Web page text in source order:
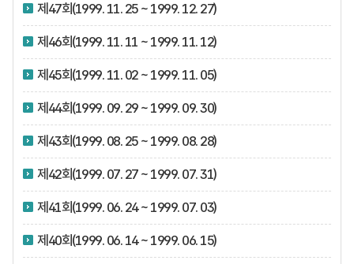
제47회(1999. 11. 25 ~ 1999. 12. 27)
제46회(1999. 11. 11 ~ 1999. 11. 12)
제45회(1999. 11. 02 ~ 1999. 11. 05)
제44회(1999. 09. 29 ~ 1999. 09. 30)
제43회(1999. 08. 25 ~ 1999. 08. 28)
제42회(1999. 07. 27 ~ 1999. 07. 31)
제41회(1999. 06. 24 ~ 1999. 07. 03)
제40회(1999. 06. 14 ~ 1999. 06. 15)